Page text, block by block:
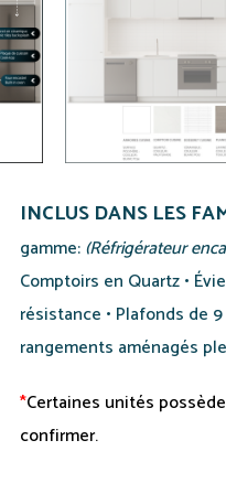
INCLUS DANS LES
gamme:(Réfrigérateur
Comptoirs en Quartz •
résistance • Plafonds de
rangements aménagés
*Certaines unités
confirmer.